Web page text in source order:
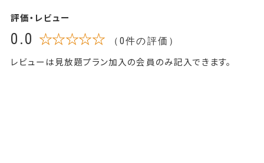
評価・レビュー
0.0 ☆☆☆☆☆ （0件の評価）
レビューは見放題プラン加入の会員のみ記入できます。